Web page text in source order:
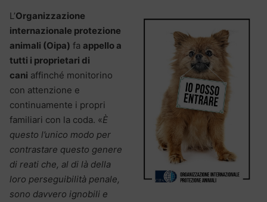
L’Organizzazione
internazionale protezione
animali (Oipa) fa appello a
tutti i proprietari di
cani affinché monitorino
con attenzione e
continuamente i propri
familiari con la coda. «È
questo l’unico modo per
contrastare questo genere
di reati che, al di là della
loro perseguibilità penale,
sono davvero ignobili e